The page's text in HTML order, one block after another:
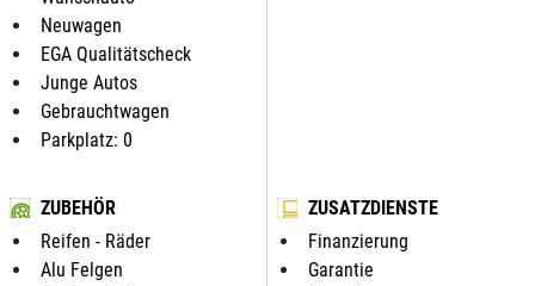
Neuwagen
EGA Qualitätscheck
Junge Autos
Gebrauchtwagen
Parkplatz: 0
ZUBEHÖR
Reifen - Räder
Alu Felgen
ZUSATZDIENSTE
Finanzierung
Garantie